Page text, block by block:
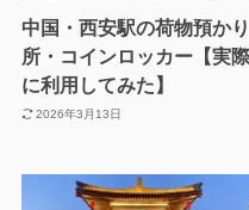
中国・西安駅の荷物預かり
所・コインロッカー【実際
に利用してみた】
2026年3月13日